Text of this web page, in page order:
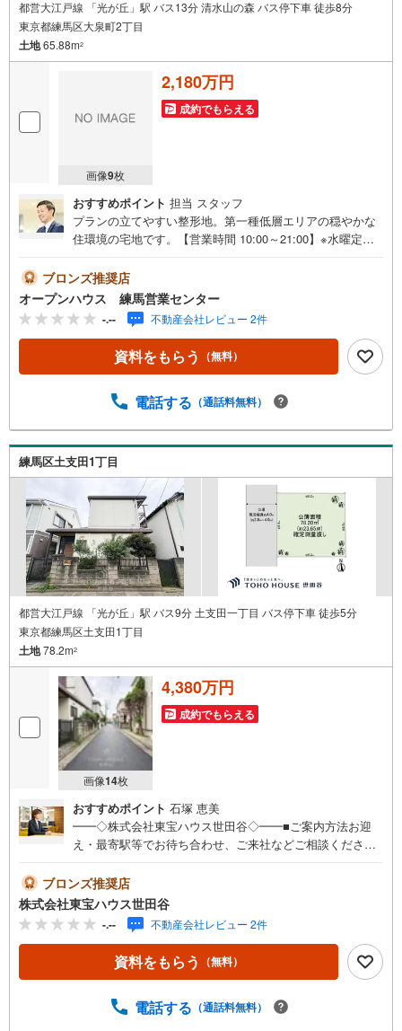
都営大江戸線 「光が丘」駅 バス13分 清水山の森 バス停下車 徒歩8分
東京都練馬区大泉町2丁目
土地65.88m2
画像9枚
2,180万円
成約でもらえる
おすすめポイント 担当 スタッフ
プランの立てやすい整形地。第一種低層エリアの穏やかな
住環境の宅地です。【営業時間 10:00～21:00】※水曜定休
気軽にご連絡ください！現地を見学される場合は「室内・
現地を見学する（無料）」ボタンよりご希望の日時をご記
入いただけますとスムーズにご案内が可能です。◎現地の
ご案内について・平日や夜遅い時間帯もご案内が可能 ※定
休日を除く・経験豊富なスタッフが物件詳細を丁寧にご説
明いたします。・車でご自宅や最寄り駅等、ご指定の場所
す。◎個別FP相談会 無料物件のご紹介だけでなく住宅ロ
という方も大歓迎です！年間8000棟以上の限定物件を発表
しているオープンハウスだから出会える物件が多数ござい
ます。ぜひお気軽にご連絡・ご相談ください！※限定物件:
当社のみ、もしくは当社を含めた数社でのみご紹介可能な
オープンハウス・ディベロップメントの物件
ブロンズ推奨店
オープンハウス 練馬営業センター
-.-- 不動産会社レビュー 2件
資料をもらう （無料）
電話する （通話料無料）
練馬区土支田1丁目
都営大江戸線 「光が丘」駅 バス9分 土支田一丁目 バス停下車 徒歩5分
東京都練馬区土支田1丁目
土地78.2m2
画像14枚
4,380万円
成約でもらえる
おすすめポイント 石塚 恵美
━━◇株式会社東宝ハウス世田谷◇━━■ご案内方法お迎
え・最寄駅等でお待ち合わせ、ご来社などご相談くださ
をいたします。■ご予約方法【】当社にて直接お電話くださ
い。メールでのご予約も承ります。突然のご来店でも対応
可能です。事前に鍵の手配が必要な場合がございます。お
早目にご連絡をいただけると、大変スムーズです。■その
他、各種ご相談もお気軽にどうぞ！◎ファイナンシャルプ
ランナーによるライフシミュレーション・生活収支のキャ
フプランに合った資金計画のご提案・効果的な生命保険の
ブロンズ推奨店
株式会社東宝ハウス世田谷
-.-- 不動産会社レビュー 2件
資料をもらう （無料）
電話する （通話料無料）